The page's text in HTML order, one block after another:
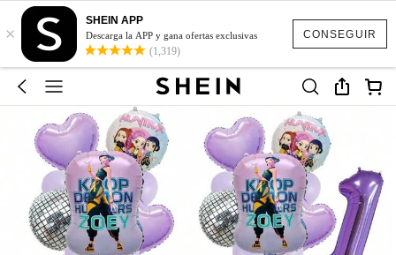
CONSEGUIR
×
SHEIN APP
Descarga la APP y gana ofertas exclusivas
(1,319)